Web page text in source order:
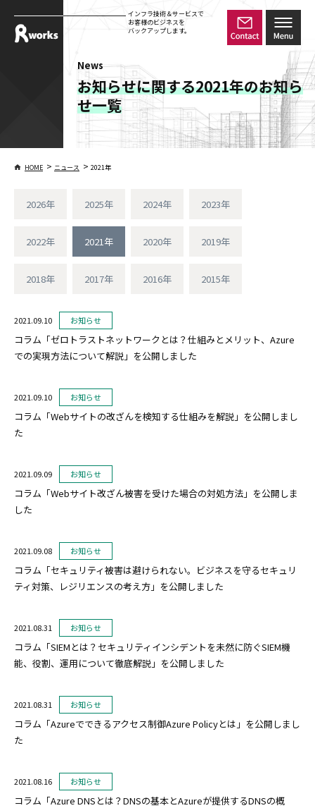
インフラ技術＆サービスで
お客様のビジネスを
バックアップします。
News
お知らせに関する2021年のお知ら
せ一覧
HOME > ニュース > 2021年
2026年 2025年 2024年 2023年
2022年 2021年 2020年 2019年
2018年 2017年 2016年 2015年
2021.09.10 お知らせ
コラム「ゼロトラストネットワークとは？仕組みとメリット、Azure
での実現方法について解説」を公開しました
2021.09.10 お知らせ
コラム「Webサイトの改ざんを検知する仕組みを解説」を公開しまし
た
2021.09.09 お知らせ
コラム「Webサイト改ざん被害を受けた場合の対処方法」を公開しま
した
2021.09.08 お知らせ
コラム「セキュリティ被害は避けられない。ビジネスを守るセキュリ
ティ対策、レジリエンスの考え方」を公開しました
2021.08.31 お知らせ
コラム「SIEMとは？セキュリティインシデントを未然に防ぐSIEM機
能、役割、運用について徹底解説」を公開しました
2021.08.31 お知らせ
コラム「Azureでできるアクセス制御Azure Policyとは」を公開しまし
た
2021.08.16 お知らせ
コラム「Azure DNSとは？DNSの基本とAzureが提供するDNSの概